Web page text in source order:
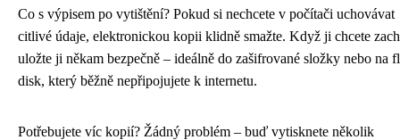
Co s výpisem po vytištění? Pokud si nechcete v počítači uchovávat
citlivé údaje, elektronickou kopii klidně smažte. Když ji chcete
uložte ji někam bezpečně – ideálně do zašifrované složky nebo na
disk, který běžně nepřipojujete k internetu.
Potřebujete víc kopií? Žádný problém – buď vytisknete několik